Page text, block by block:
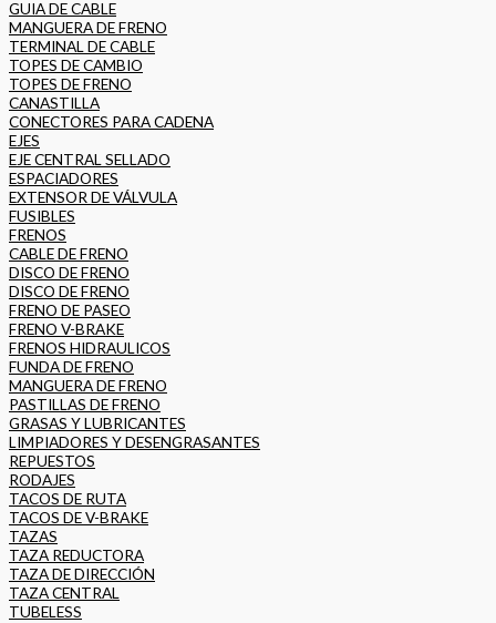
GUIA DE CABLE
MANGUERA DE FRENO
TERMINAL DE CABLE
TOPES DE CAMBIO
TOPES DE FRENO
CANASTILLA
CONECTORES PARA CADENA
EJES
EJE CENTRAL SELLADO
ESPACIADORES
EXTENSOR DE VÁLVULA
FUSIBLES
FRENOS
CABLE DE FRENO
DISCO DE FRENO
DISCO DE FRENO
FRENO DE PASEO
FRENO V-BRAKE
FRENOS HIDRAULICOS
FUNDA DE FRENO
MANGUERA DE FRENO
PASTILLAS DE FRENO
GRASAS Y LUBRICANTES
LIMPIADORES Y DESENGRASANTES
REPUESTOS
RODAJES
TACOS DE RUTA
TACOS DE V-BRAKE
TAZAS
TAZA REDUCTORA
TAZA DE DIRECCIÓN
TAZA CENTRAL
TUBELESS